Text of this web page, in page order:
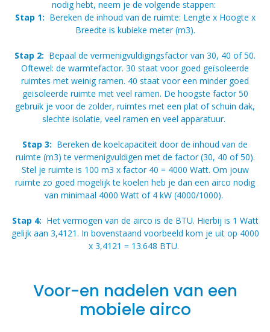
nodig hebt, neem je de volgende stappen:
Stap 1: Bereken de inhoud van de ruimte: Lengte x Hoogte x
Breedte is kubieke meter (m3).
Stap 2: Bepaal de vermenigvuldigingsfactor van 30, 40 of 50.
Oftewel: de warmtefactor. 30 staat voor goed geïsoleerde
ruimtes met weinig ramen. 40 staat voor een minder goed
geïsoleerde ruimte met veel ramen. De hoogste factor 50
gebruik je voor de zolder, ruimtes met een plat of schuin dak,
slechte isolatie, veel ramen en veel apparatuur.
Stap 3: Bereken de koelcapaciteit door de inhoud van de
ruimte (m3) te vermenigvuldigen met de factor (30, 40 of 50).
Stel je ruimte is 100 m3 x factor 40 = 4000 Watt. Om jouw
ruimte zo goed mogelijk te koelen heb je dan een airco nodig
van minimaal 4000 Watt of 4 kW (4000/1000).
Stap 4: Het vermogen van de airco is de BTU. Hierbij is 1 Watt
gelijk aan 3,4121. In bovenstaand voorbeeld kom je uit op 4000
x 3,4121 = 13.648 BTU.
Voor-en nadelen van een
mobiele airco